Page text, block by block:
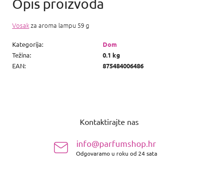
Vosakza aroma lampu 59 g
Kategorija:
Dom
Težina:
0.1 kg
EAN: 875484006486
Kontaktirajte nas
info@parfumshop.hr
Odgovaramo u roku od 24 sata